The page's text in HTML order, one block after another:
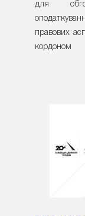
для
правових
кордоном